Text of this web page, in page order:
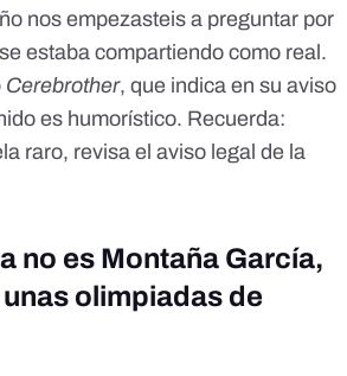
nos empezasteis a preguntar por
estaba compartiendo como real.
Cerebrother, que indica en su aviso
es humorístico. Recuerda:
raro, revisa el aviso legal de la
no es Montaña García,
olimpiadas de